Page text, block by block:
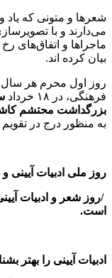
شعرها و متونی که یاد
می‌دارند و با
ماجراها و اتفاق‌های
بیان کرده اند.
روز اول محرم هر
فرهنگی، در ۱۸ خرداد
بزرگداشت محتشم
به منظور درج در
روز ملی ادبیات
/روز شعر و ادبیات
است.
ادبیات آیینی را بهتر